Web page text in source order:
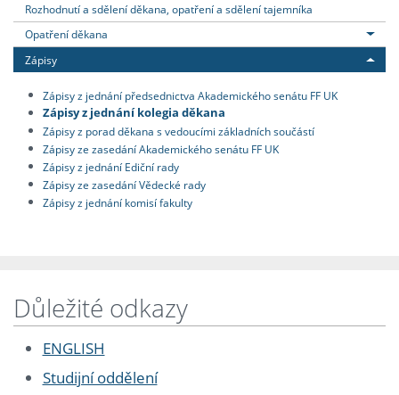
Rozhodnutí a sdělení děkana, opatření a sdělení tajemníka
Opatření děkana
Zápisy
Zápisy z jednání předsednictva Akademického senátu FF UK
Zápisy z jednání kolegia děkana
Zápisy z porad děkana s vedoucími základních součástí
Zápisy ze zasedání Akademického senátu FF UK
Zápisy z jednání Ediční rady
Zápisy ze zasedání Vědecké rady
Zápisy z jednání komisí fakulty
Důležité odkazy
ENGLISH
Studijní oddělení